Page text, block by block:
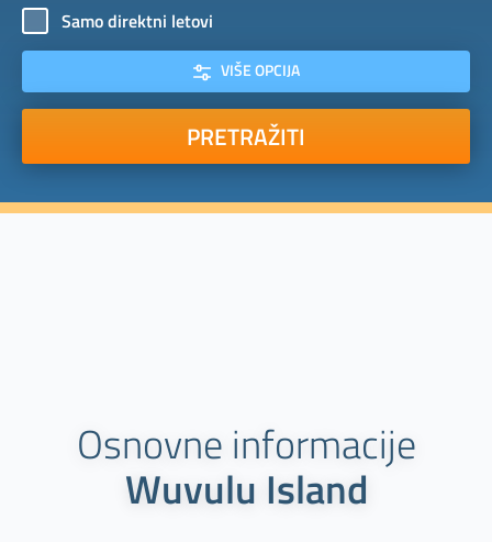
Samo direktni letovi
VIŠE OPCIJA
PRETRAŽITI
Osnovne informacije
Wuvulu Island